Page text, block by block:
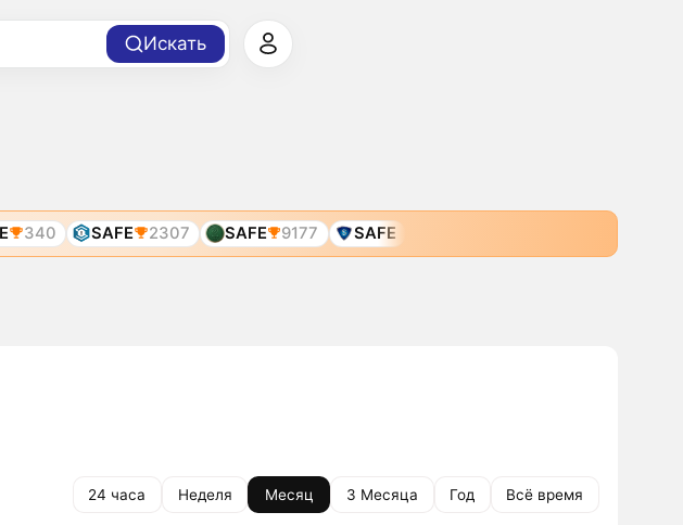
Искать
340 SAFE 2307 SAFE 9177 SAFE
24 часа Неделя Месяц 3 Месяца Год Всё время